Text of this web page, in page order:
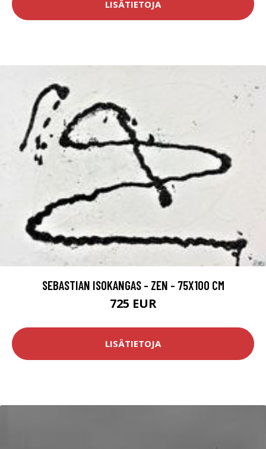
LISÄTIETOJA
SEBASTIAN ISOKANGAS - ZEN - 75X100 CM
725 EUR
LISÄTIETOJA